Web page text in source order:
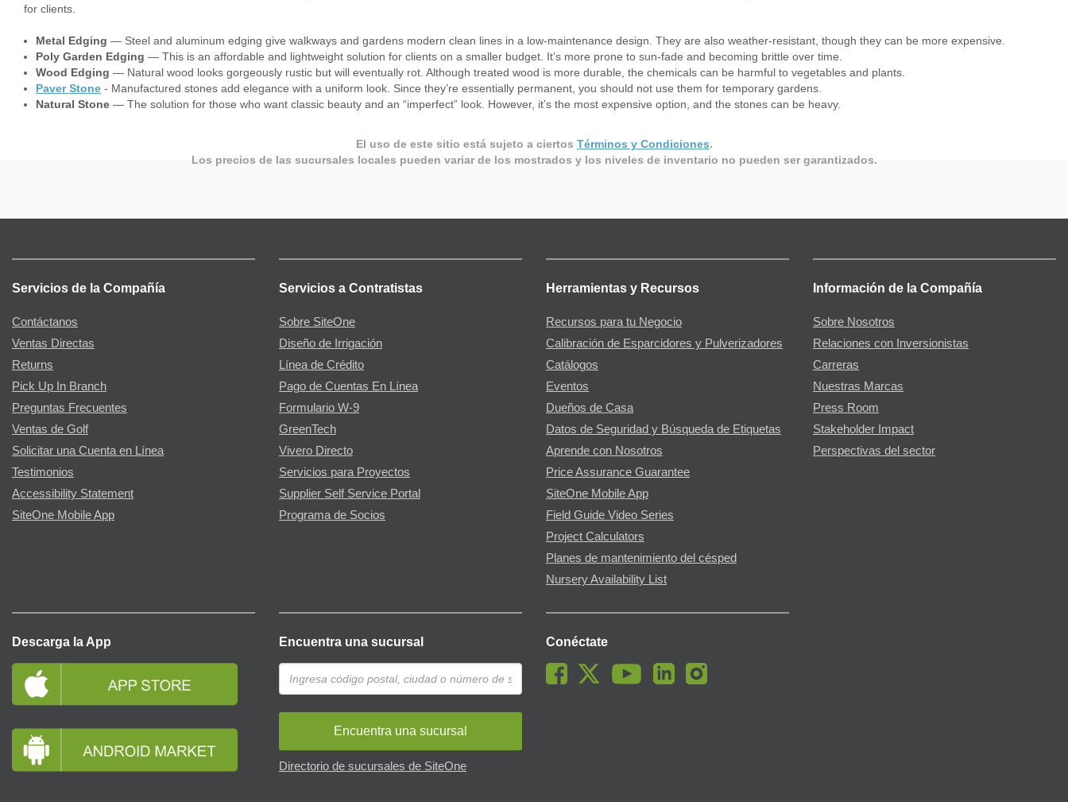
for clients.
Metal Edging — Steel and aluminum edging give walkways and gardens modern clean lines in a low-maintenance design. They are also weather-resistant, though they can be more expensive.
Poly Garden Edging — This is an affordable and lightweight solution for clients on a smaller budget. It’s more prone to sun-fade and becoming brittle over time.
Wood Edging — Natural wood looks gorgeously rustic but will eventually rot. Although treated wood is more durable, the chemicals can be harmful to vegetables and plants.
Paver Stone - Manufactured stones add elegance with a uniform look. Since they’re essentially permanent, you should not use them for temporary gardens.
Natural Stone — The solution for those who want classic beauty and an “imperfect” look. However, it’s the most expensive option, and the stones can be heavy.
El uso de este sitio está sujeto a ciertos Términos y Condiciones.
Los precios de las sucursales locales pueden variar de los mostrados y los niveles de inventario no pueden ser garantizados.
Servicios de la Compañía
Contáctanos
Ventas Directas
Returns
Pick Up In Branch
Preguntas Frecuentes
Ventas de Golf
Solicitar una Cuenta en Línea
Testimonios
Accessibility Statement
SiteOne Mobile App
Servicios a Contratistas
Sobre SiteOne
Diseño de Irrigación
Línea de Crédito
Pago de Cuentas En Línea
Formulario W-9
GreenTech
Vivero Directo
Servicios para Proyectos
Supplier Self Service Portal
Programa de Socios
Herramientas y Recursos
Recursos para tu Negocio
Calibración de Esparcidores y Pulverizadores
Catálogos
Eventos
Dueños de Casa
Datos de Seguridad y Búsqueda de Etiquetas
Aprende con Nosotros
Price Assurance Guarantee
SiteOne Mobile App
Field Guide Video Series
Project Calculators
Planes de mantenimiento del césped
Nursery Availability List
Información de la Compañía
Sobre Nosotros
Relaciones con Inversionistas
Carreras
Nuestras Marcas
Press Room
Stakeholder Impact
Perspectivas del sector
Descarga la App Encuentra una sucursal
Encuentra una sucursal
Directorio de sucursales de SiteOne
Conéctate